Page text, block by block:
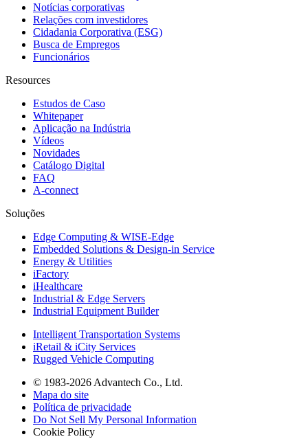
Notícias corporativas
Relações com investidores
Cidadania Corporativa (ESG)
Busca de Empregos
Funcionários
Resources
Estudos de Caso
Whitepaper
Aplicação na Indústria
Vídeos
Novidades
Catálogo Digital
FAQ
A-connect
Soluções
Edge Computing & WISE-Edge
Embedded Solutions & Design-in Service
Energy & Utilities
iFactory
iHealthcare
Industrial & Edge Servers
Industrial Equipment Builder
Intelligent Transportation Systems
iRetail & iCity Services
Rugged Vehicle Computing
© 1983-2026 Advantech Co., Ltd.
Mapa do site
Política de privacidade
Do Not Sell My Personal Information
Cookie Policy